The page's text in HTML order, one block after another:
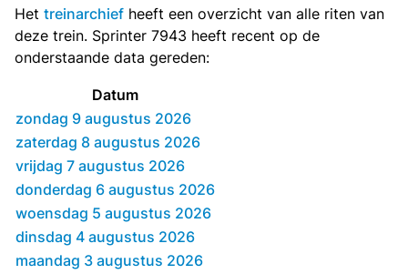
Het treinarchief heeft een overzicht van alle riten van
deze trein. Sprinter 7943 heeft recent op de
onderstaande data gereden:
Datum
zondag 9 augustus 2026
zaterdag 8 augustus 2026
vrijdag 7 augustus 2026
donderdag 6 augustus 2026
woensdag 5 augustus 2026
dinsdag 4 augustus 2026
maandag 3 augustus 2026